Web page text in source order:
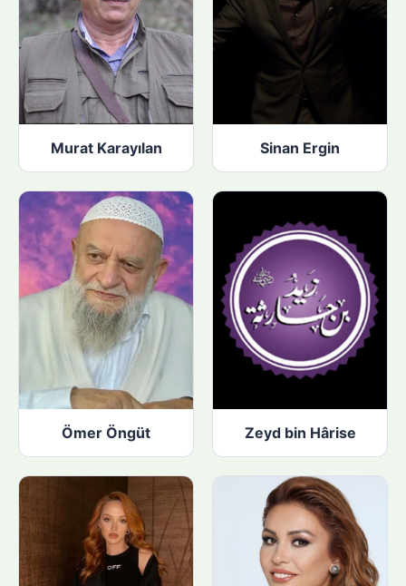
Murat Karayılan Sinan Ergin
Ömer Öngüt Zeyd bin Hârise